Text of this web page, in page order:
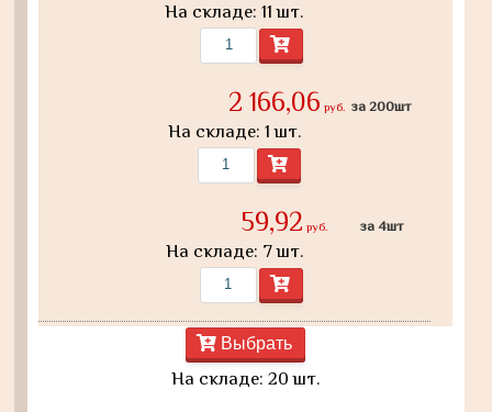
На складе: 11 шт.
2 166,06 руб. за 200шт
На складе: 1 шт.
59,92 руб. за 4шт
На складе: 7 шт.
Выбрать
На складе: 20 шт.